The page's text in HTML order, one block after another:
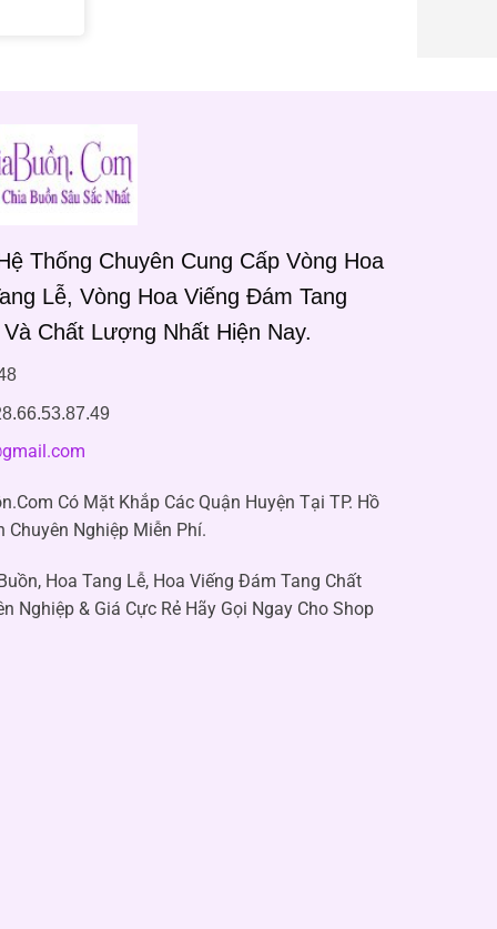
Thống Chuyên Cung Cấp Vòng Hoa
Lễ, Vòng Hoa Viếng Đám Tang
Chất Lượng Nhất Hiện Nay.
Có Mặt Khắp Các Quận Huyện Tại TP. Hồ
Chuyên Nghiệp Miễn Phí.
Hoa Tang Lễ, Hoa Viếng Đám Tang Chất
Nghiệp & Giá Cực Rẻ Hãy Gọi Ngay Cho Shop